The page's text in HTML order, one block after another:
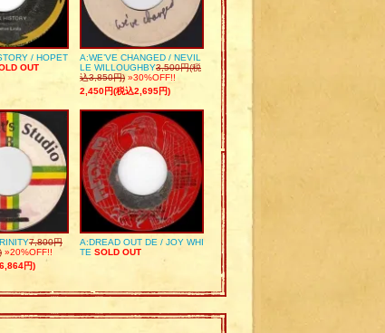
/ HOPET
OUT
A:WE’VE CHANGED / NEVIL
LE WILLOUGHBY3,500円(税
込3,850円) »30%OFF!!
2,450円(税込2,695円)
7,800円
»20%OFF!!
円)
A:DREAD OUT DE / JOY WHI
TE SOLD OUT